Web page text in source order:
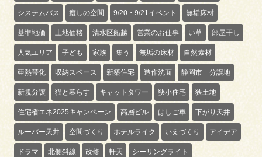
システムバス 癒しの空間 9/20・9/21イベント 無垢床材
基準地価 土地価格 清水区船越 営業のお仕事 い草 部屋干し
人気エリア 子ども 家族 集う 無垢の床材 自然素材
亜熱帯化 収納スペース 新築住宅 造作洗面 静岡市 分譲地
新規分譲 猫と暮らす キャットタワー 狭小住宅 狭土地
住宅省エネ2025キャンペーン 高層ビル はしご車 下がり天井
ルーバー天井 空間づくり ホテルライク いえづくり アイデア
ドラマ 北側斜線 改修 軒天 シーリングライト